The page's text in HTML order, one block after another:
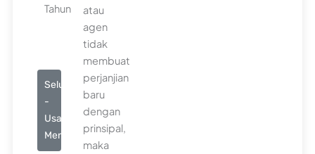
Tahun
Seluruhnya
-
Usaha
Menengah
atau
agen
tidak
membuat
perjanjian
baru
dengan
prinsipal,
maka